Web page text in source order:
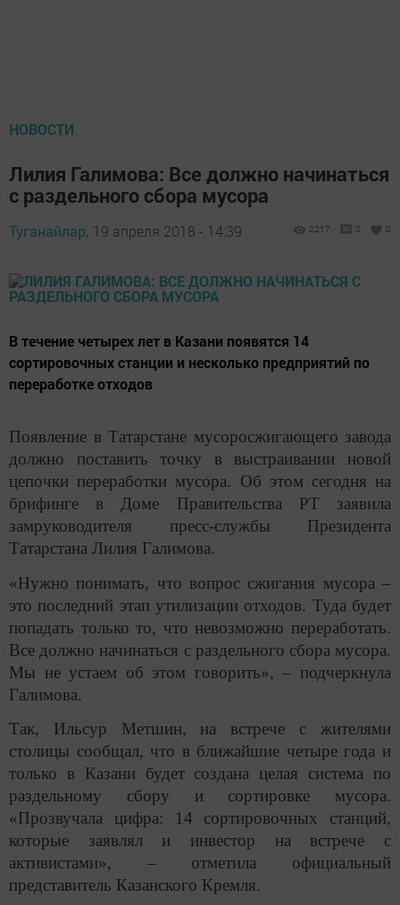
НОВОСТИ
Лилия Галимова: Все должно начинаться
с раздельного сбора мусора
Туганайлар, 19 апреля 2018 - 14:39 2217 0 0
В течение четырех лет в Казани появятся 14
сортировочных станции и несколько предприятий по
переработке отходов
Появление в Татарстане мусоросжигающего завода
должно поставить точку в выстраивании новой
цепочки переработки мусора. Об этом сегодня на
брифинге в Доме Правительства РТ заявила
замруководителя пресс-службы Президента
Татарстана Лилия Галимова.
«Нужно понимать, что вопрос сжигания мусора –
это последний этап утилизации отходов. Туда будет
попадать только то, что невозможно переработать.
Все должно начинаться с раздельного сбора мусора.
Мы не устаем об этом говорить», – подчеркнула
Галимова.
Так, Ильсур Метшин, на встрече с жителями
столицы сообщал, что в ближайшие четыре года и
только в Казани будет создана целая система по
раздельному сбору и сортировке мусора.
«Прозвучала цифра: 14 сортировочных станций,
которые заявлял и инвестор на встрече с
активистами», – отметила официальный
представитель Казанского Кремля.